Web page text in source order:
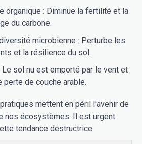
organique : Diminue la fertilité et la
du carbone.
microbienne : Perturbe les
et la résilience du sol.
Le sol nu est emporté par le vent et
perte de couche arable.
mettent en péril l'avenir de
nos écosystèmes. Il est urgent
tendance destructrice.